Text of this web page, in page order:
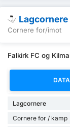
Lagcornere
Cornere for/imot
Falkirk FC og
Lagcornere
Cornere for / kamp